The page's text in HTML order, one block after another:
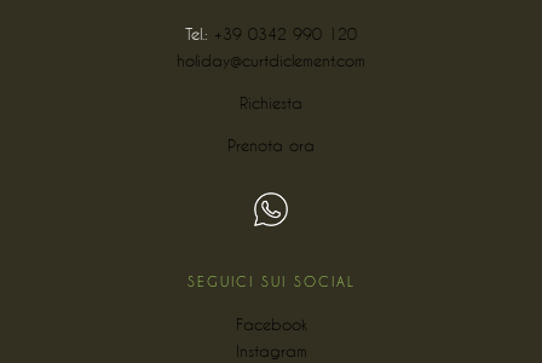
Tel.: +39 0342 990 120
holiday@curtdiclement.com
Richiesta
Prenota ora
SEGUICI SUI SOCIAL
Facebook
Instagram